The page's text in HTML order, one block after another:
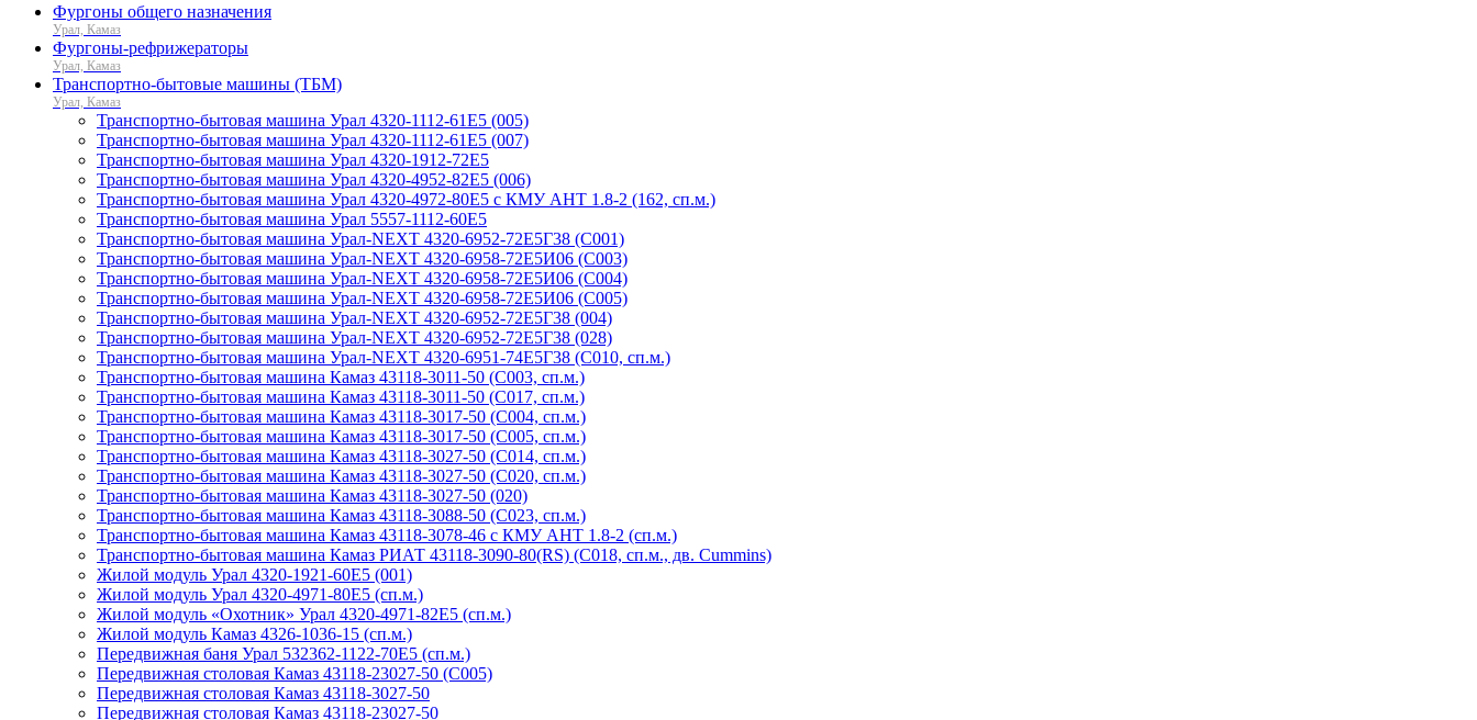
Фургоны общего назначения
Урал, Камаз
Фургоны-рефрижераторы
Урал, Камаз
Транспортно-бытовые машины (ТБМ)
Урал, Камаз
Транспортно-бытовая машина Урал 4320-1112-61Е5 (005)
Транспортно-бытовая машина Урал 4320-1112-61Е5 (007)
Транспортно-бытовая машина Урал 4320-1912-72Е5
Транспортно-бытовая машина Урал 4320-4952-82Е5 (006)
Транспортно-бытовая машина Урал 4320-4972-80Е5 с КМУ АНТ 1.8-2 (162, сп.м.)
Транспортно-бытовая машина Урал 5557-1112-60Е5
Транспортно-бытовая машина Урал-NEXT 4320-6952-72Е5Г38 (С001)
Транспортно-бытовая машина Урал-NEXT 4320-6958-72Е5И06 (С003)
Транспортно-бытовая машина Урал-NEXT 4320-6958-72Е5И06 (С004)
Транспортно-бытовая машина Урал-NEXT 4320-6958-72Е5И06 (С005)
Транспортно-бытовая машина Урал-NEXT 4320-6952-72Е5Г38 (004)
Транспортно-бытовая машина Урал-NEXT 4320-6952-72Е5Г38 (028)
Транспортно-бытовая машина Урал-NEXT 4320-6951-74Е5Г38 (C010, сп.м.)
Транспортно-бытовая машина Камаз 43118-3011-50 (С003, сп.м.)
Транспортно-бытовая машина Камаз 43118-3011-50 (С017, сп.м.)
Транспортно-бытовая машина Камаз 43118-3017-50 (С004, сп.м.)
Транспортно-бытовая машина Камаз 43118-3017-50 (С005, сп.м.)
Транспортно-бытовая машина Камаз 43118-3027-50 (С014, сп.м.)
Транспортно-бытовая машина Камаз 43118-3027-50 (С020, сп.м.)
Транспортно-бытовая машина Камаз 43118-3027-50 (020)
Транспортно-бытовая машина Камаз 43118-3088-50 (С023, сп.м.)
Транспортно-бытовая машина Камаз 43118-3078-46 с КМУ АНТ 1.8-2 (сп.м.)
Транспортно-бытовая машина Камаз РИАТ 43118-3090-80(RS) (С018, сп.м., дв. Cummins)
Жилой модуль Урал 4320-1921-60Е5 (001)
Жилой модуль Урал 4320-4971-80Е5 (сп.м.)
Жилой модуль «Охотник» Урал 4320-4971-82Е5 (сп.м.)
Жилой модуль Камаз 4326-1036-15 (сп.м.)
Передвижная баня Урал 532362-1122-70Е5 (сп.м.)
Передвижная столовая Камаз 43118-23027-50 (C005)
Передвижная столовая Камаз 43118-3027-50
Передвижная столовая Камаз 43118-23027-50